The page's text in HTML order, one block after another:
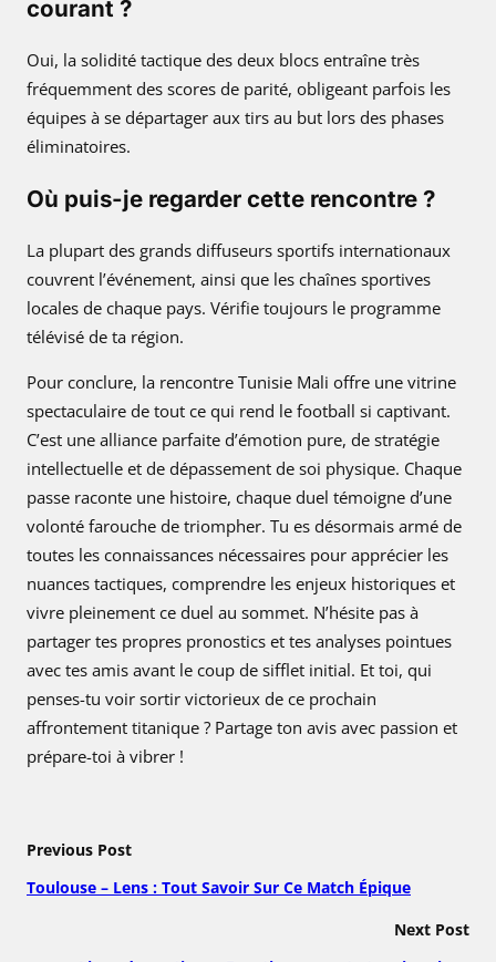
courant ?
Oui, la solidité tactique des deux blocs entraîne très
fréquemment des scores de parité, obligeant parfois les
équipes à se départager aux tirs au but lors des phases
éliminatoires.
Où puis-je regarder cette rencontre ?
La plupart des grands diffuseurs sportifs internationaux
couvrent l’événement, ainsi que les chaînes sportives
locales de chaque pays. Vérifie toujours le programme
télévisé de ta région.
Pour conclure, la rencontre Tunisie Mali offre une vitrine
spectaculaire de tout ce qui rend le football si captivant.
C’est une alliance parfaite d’émotion pure, de stratégie
intellectuelle et de dépassement de soi physique. Chaque
passe raconte une histoire, chaque duel témoigne d’une
volonté farouche de triompher. Tu es désormais armé de
toutes les connaissances nécessaires pour apprécier les
nuances tactiques, comprendre les enjeux historiques et
vivre pleinement ce duel au sommet. N’hésite pas à
partager tes propres pronostics et tes analyses pointues
avec tes amis avant le coup de sifflet initial. Et toi, qui
penses-tu voir sortir victorieux de ce prochain
affrontement titanique ? Partage ton avis avec passion et
prépare-toi à vibrer !
Previous Post
Toulouse – Lens : Tout Savoir Sur Ce Match Épique
Next Post